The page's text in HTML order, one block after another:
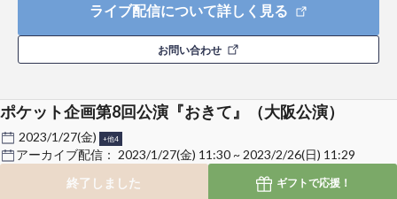
ライブ配信について詳しく見る
お問い合わせ
ポケット企画第8回公演『おきて』（大阪公演）
2023/1/27(金) +他4
アーカイブ配信： 2023/1/27(金) 11:30 ~ 2023/2/26(日) 11:29
終了しました
ギフトで応援！